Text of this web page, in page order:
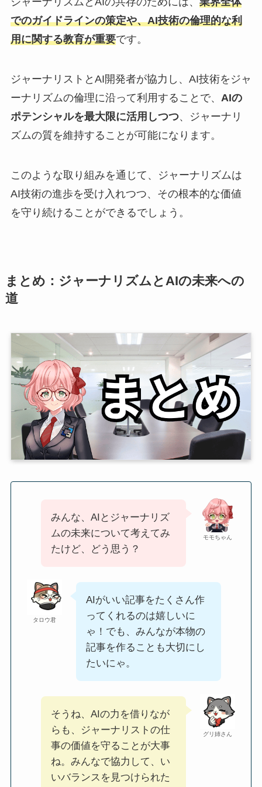
でのガイドラインの策定や、AI技術の倫理的な利
用に関する教育が重要です。
ジャーナリストとAI開発者が協力し、AI技術をジャ
ーナリズムの倫理に沿って利用することで、 AIの
ポテンシャルを最大限に活用しつつ、ジャーナリ
ズムの質を維持することが可能になります。
このような取り組みを通じて、ジャーナリズムは
AI技術の進歩を受け入れつつ、その根本的な価値
を守り続けることができるでしょう。
まとめ：ジャーナリズムとAIの未来への
道
モモちゃん
みんな、AIとジャーナリズ
ムの未来について考えてみ
たけど、どう思う？
タロウ君
AIがいい記事をたくさん作
ってくれるのは嬉しいに
ゃ！でも、みんなが本物の
記事を作ることも大切にし
たいにゃ。
グリ姉さん
そうね、AIの力を借りなが
らも、ジャーナリストの仕
事の価値を守ることが大事
ね。みんなで協力して、い
いバランスを見つけられた